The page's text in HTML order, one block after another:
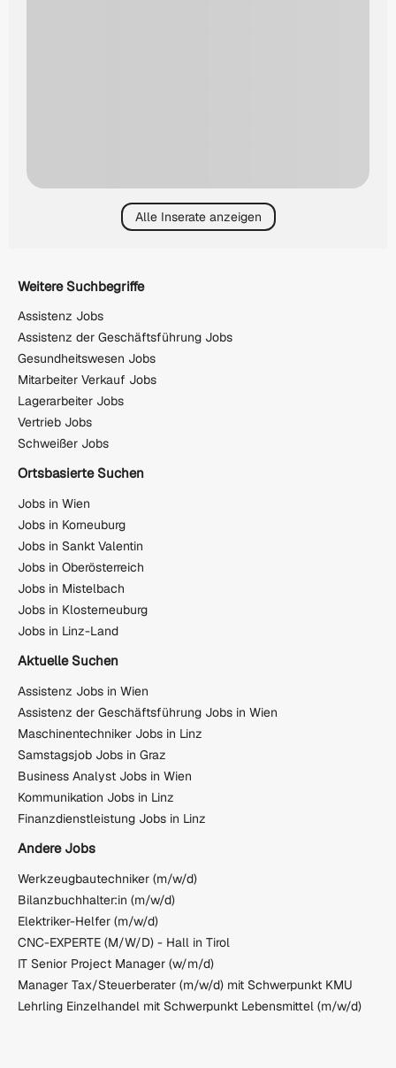
Alle Inserate anzeigen
Weitere Suchbegriffe
Assistenz Jobs
Assistenz der Geschäftsführung Jobs
Gesundheitswesen Jobs
Mitarbeiter Verkauf Jobs
Lagerarbeiter Jobs
Vertrieb Jobs
Schweißer Jobs
Ortsbasierte Suchen
Jobs in Wien
Jobs in Korneuburg
Jobs in Sankt Valentin
Jobs in Oberösterreich
Jobs in Mistelbach
Jobs in Klosterneuburg
Jobs in Linz-Land
Aktuelle Suchen
Assistenz Jobs in Wien
Assistenz der Geschäftsführung Jobs in Wien
Maschinentechniker Jobs in Linz
Samstagsjob Jobs in Graz
Business Analyst Jobs in Wien
Kommunikation Jobs in Linz
Finanzdienstleistung Jobs in Linz
Andere Jobs
Werkzeugbautechniker (m/w/d)
Bilanzbuchhalter:in (m/w/d)
Elektriker-Helfer (m/w/d)
CNC-EXPERTE (M/W/D) - Hall in Tirol
IT Senior Project Manager (w/m/d)
Manager Tax/Steuerberater (m/w/d) mit Schwerpunkt KMU
Lehrling Einzelhandel mit Schwerpunkt Lebensmittel (m/w/d)